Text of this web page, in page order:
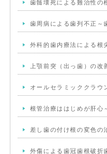
歯髄壊死による難治性
歯周病による歯列不正
外科的歯内療法による
上顎前突（出っ歯）の
オールセラミッククラ
根管治療ははじめが肝
差し歯の付け根の変色
外傷による歯冠歯根破